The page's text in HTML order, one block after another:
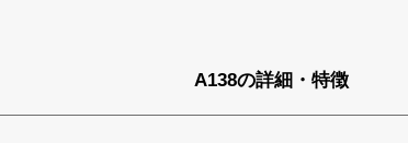
A138の詳細・特徴